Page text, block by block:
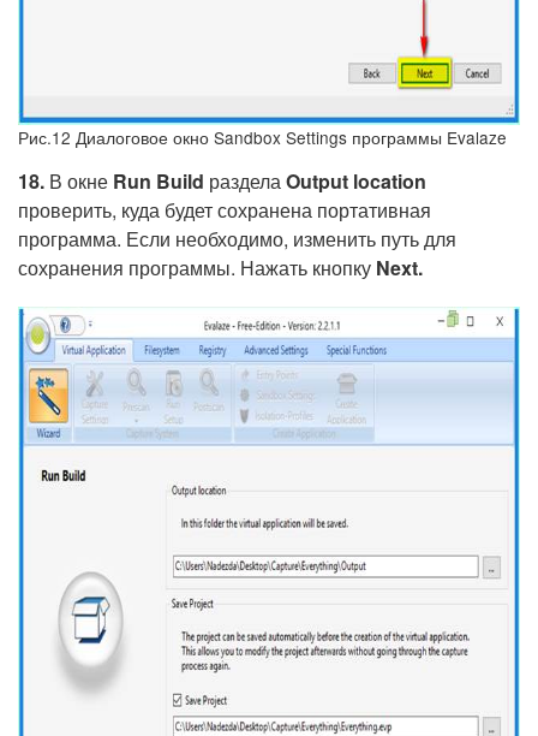
Рис.12 Диалоговое окно Sandbox Settings программы Evalaze
18. В окне Run Build разделаOutput location
проверить, куда будет сохранена портативная
программа. Если необходимо, изменить путь для
сохранения программы. Нажать кнопку Next.